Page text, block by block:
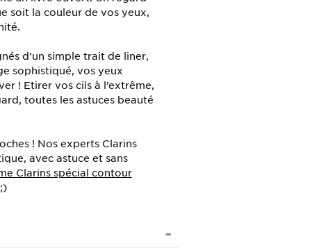
soit la couleur de vos yeux,
d’un simple trait de liner,
sophistiqué, vos yeux
! Etirer vos cils à l’extrême,
toutes les astuces beauté
! Nos experts Clarins
avec astuce et sans
Clarins spécial contour